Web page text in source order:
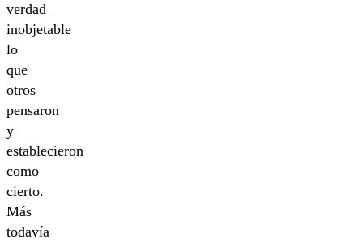
verdad
inobjetable
lo
que
otros
pensaron
y
establecieron
como
cierto.
Más
todavía